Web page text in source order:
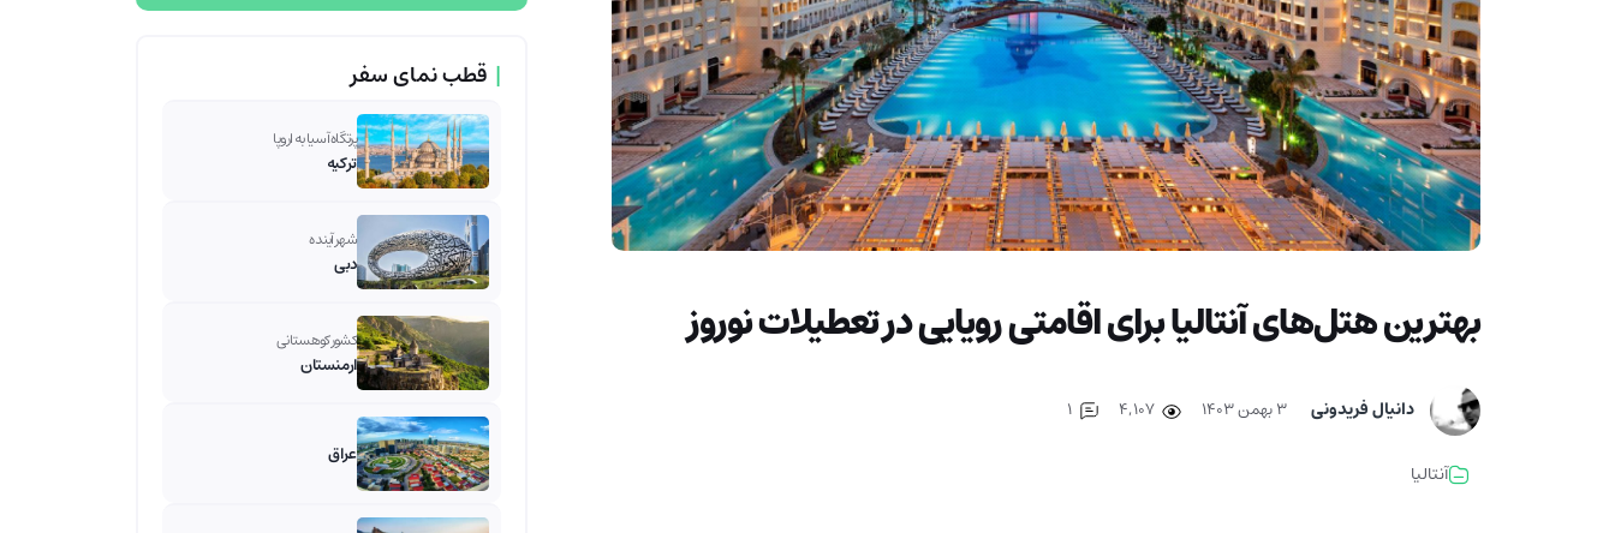
بهترین هتل‌های آنتالیا برای اقامتی رویایی در تعطیلات نوروز
دانیال فریدونی ۳ بهمن ۱۴۰۳ 4,107
1
آنتالیا
| قطب نمای سفر
پرتگاه آسیا به اروپا
ترکیه
شهر آینده
دبی
کشور کوهستانی
ارمنستان
عراق